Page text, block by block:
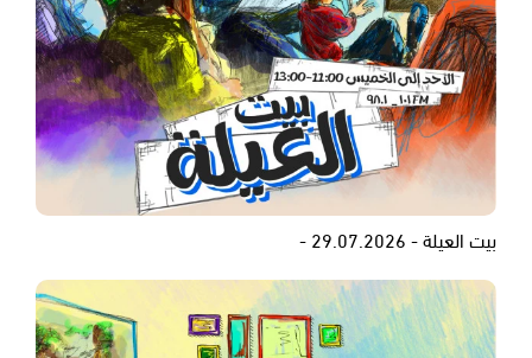
بيت العيلة - 29.07.2026 -